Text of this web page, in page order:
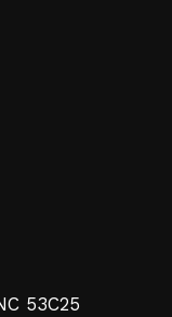
53C25